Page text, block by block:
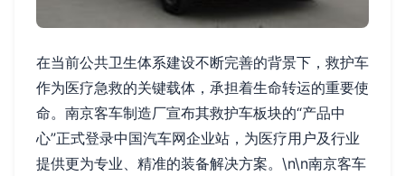
在当前公共卫生体系建设不断完善的背景下，救护车
作为医疗急救的关键载体，承担着生命转运的重要使
命。南京客车制造厂宣布其救护车板块的“产品中
心”正式登录中国汽车网企业站，为医疗用户及行业
提供更为专业、精准的装备解决方案。\n\n南京客车